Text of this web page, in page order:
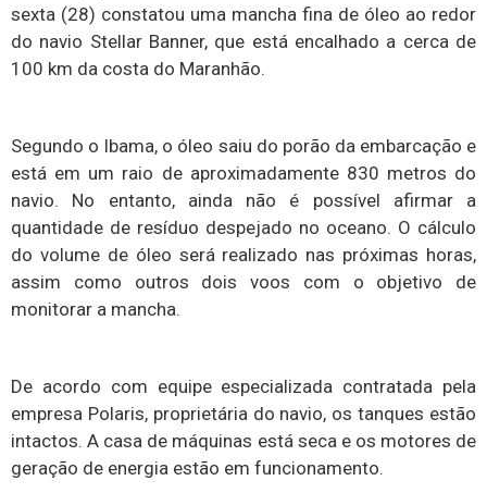
sexta (28) constatou uma mancha fina de óleo ao redor
do navio Stellar Banner, que está encalhado a cerca de
100 km da costa do Maranhão.
Segundo o Ibama, o óleo saiu do porão da embarcação e
está em um raio de aproximadamente 830 metros do
navio. No entanto, ainda não é possível afirmar a
quantidade de resíduo despejado no oceano. O cálculo
do volume de óleo será realizado nas próximas horas,
assim como outros dois voos com o objetivo de
monitorar a mancha.
De acordo com equipe especializada contratada pela
empresa Polaris, proprietária do navio, os tanques estão
intactos. A casa de máquinas está seca e os motores de
geração de energia estão em funcionamento.